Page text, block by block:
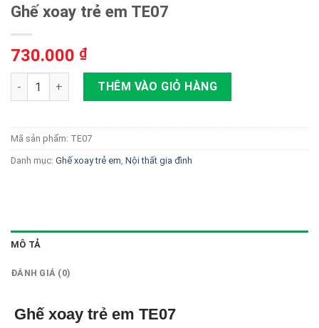
Ghế xoay trẻ em TE07
730.000 ₫
Ghế xoay trẻ em TE07 số lượng
THÊM VÀO GIỎ HÀNG
Mã sản phẩm: TE07
Danh mục: Ghế xoay trẻ em Nội thất gia đình
MÔ TẢ
ĐÁNH GIÁ (0)
Ghế xoay trẻ em TE07